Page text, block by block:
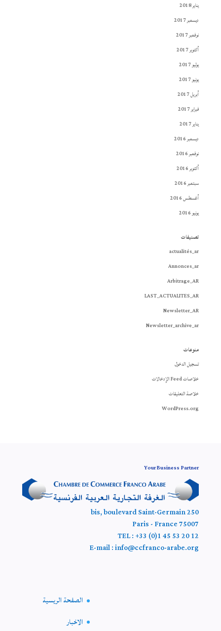
يناير 2018
ديسمبر 2017
نوفمبر 2017
أكتوبر 2017
يوليو 2017
يونيو 2017
أبريل 2017
فبراير 2017
يناير 2017
ديسمبر 2016
نوفمبر 2016
أكتوبر 2016
سبتمبر 2016
أغسطس 2016
يونيو 2016
تصنيفات
actualités_ar
Annonces_ar
Arbitrage_AR
LAST_ACTUALITES_AR
Newsletter_AR
Newsletter_archive_ar
منوعات
تسجيل الدخول
خلاصات Feed الإدخالات
خلاصة التعليقات
WordPress.org
Your Business Partner
250 bis, boulevard Saint-Germain
75007 Paris - France
TEL : +33 (0)1 45 53 20 12
E-mail : info@ccfranco-arabe.org
الصفحة الريسية
الاخبار